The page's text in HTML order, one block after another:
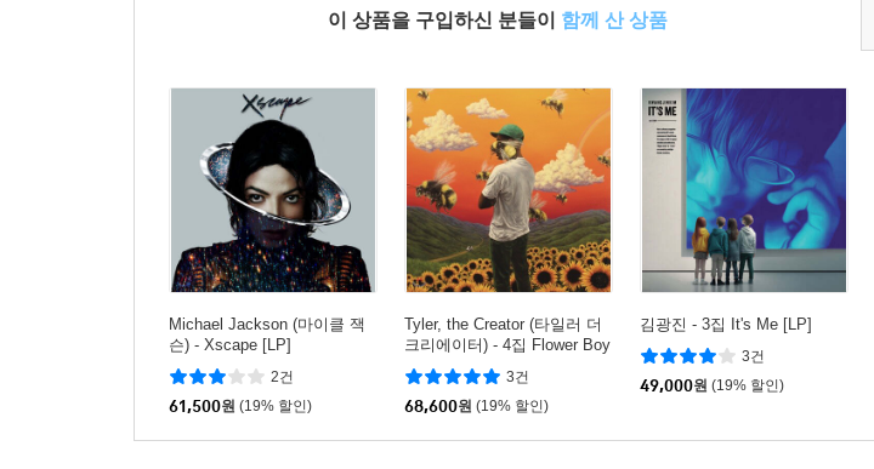
이 상품을 구입하신 분들이 함께 산 상품
Michael Jackson (마이클 잭
슨) - Xscape [LP]
2건
61,500원 (19% 할인)
Tyler, the Creator (타일러 더
크리에이터) - 4집 Flower Boy
[2LP]
3건
68,600원 (19% 할인)
김광진 - 3집 It's Me [LP]
3건
49,000원 (19% 할인)